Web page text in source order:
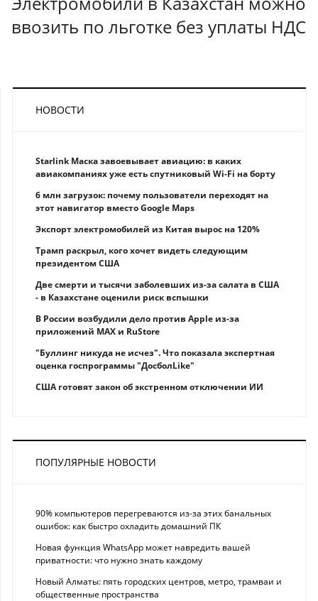
ввозить по льготке без уплаты НДС
НОВОСТИ
Starlink Маска завоевывает авиацию: в каких
авиакомпаниях уже есть спутниковый Wi-Fi на борту
6 млн загрузок: почему пользователи переходят на
этот навигатор вместо Google Maps
Экспорт электромобилей из Китая вырос на 120%
Трамп раскрыл, кого хочет видеть следующим
президентом США
Две смерти и тысячи заболевших из-за салата в США
- в Казахстане оценили риск вспышки
В России возбудили дело против Apple из-за
приложений MAX и RuStore
"Буллинг никуда не исчез". Что показала экспертная
оценка госпрограммы "ДосболLike"
США готовят закон об экстренном отключении ИИ
ПОПУЛЯРНЫЕ НОВОСТИ
90% компьютеров перегреваются из-за этих банальных
ошибок: как быстро охладить домашний ПК
Новая функция WhatsApp может навредить вашей
приватности: что нужно знать каждому
Новый Алматы: пять городских центров, метро, трамваи и
общественные пространства